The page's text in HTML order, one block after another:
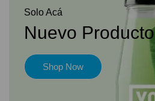
Solo Acá
Nuevo Producto
Shop Now